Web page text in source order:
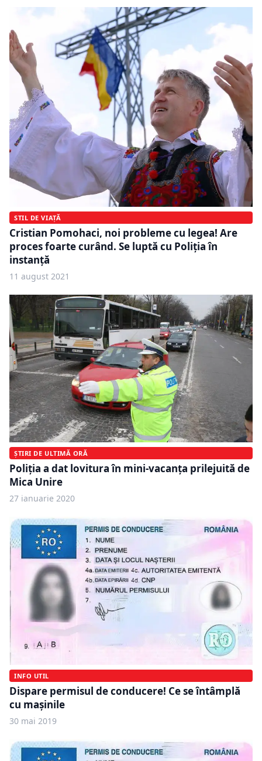
STIL DE VIAȚĂ
Cristian Pomohaci, noi probleme cu legea! Are
proces foarte curând. Se luptă cu Poliţia în
instanţă
11 august 2021
ȘTIRI DE ULTIMĂ ORĂ
Poliţia a dat lovitura în mini-vacanţa prilejuită de
Mica Unire
27 ianuarie 2020
INFO UTIL
Dispare permisul de conducere! Ce se întâmplă
cu mașinile
30 mai 2019